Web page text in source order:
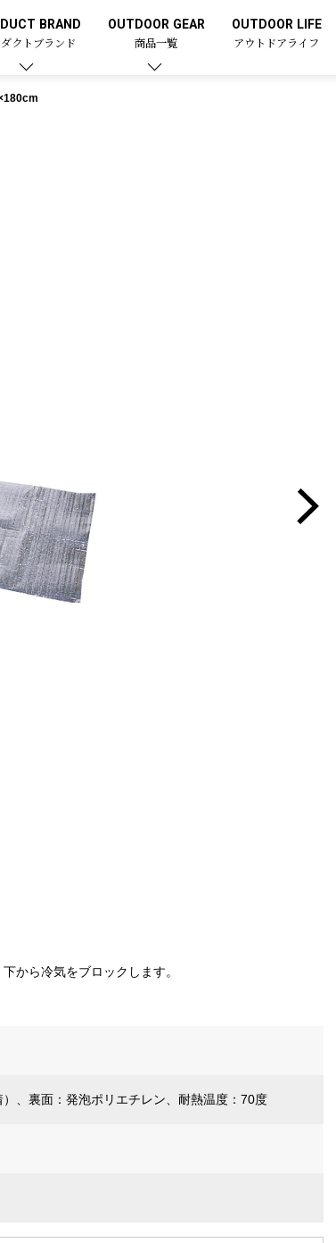
BRAND
クトブランド
OUTDOOR GEAR
商品一覧
OUTDOOR LIFE
アウトドアライフ
から冷気をブロックします。
、裏面：発泡ポリエチレン、耐熱温度：70度